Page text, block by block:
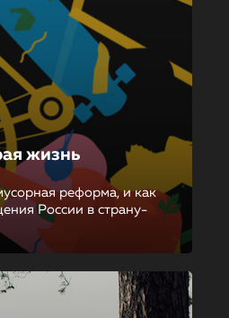
жизнь
реформа, и как
России в страну-